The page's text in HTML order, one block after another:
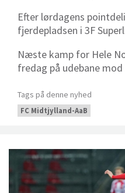
Efter lørdagens
fjerdepladsen i 3F
Næste kamp for Hele
fredag på udebane mod
Tags på denne nyhed
FC Midtjylland-AaB